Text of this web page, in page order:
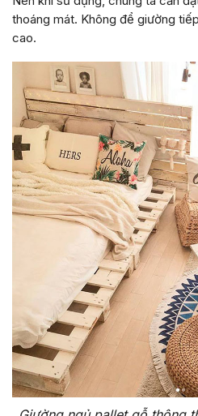
thoáng mát. Không để giường
cao.